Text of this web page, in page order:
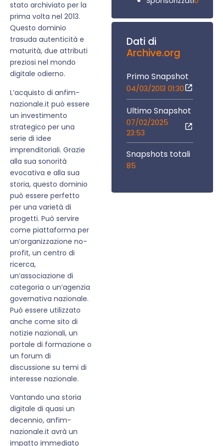
stato archiviato per la
prima volta nel 2013.
Questo dominio
trasuda autenticità e
maturità, due attributi
preziosi nel mondo
digitale odierno.
L’acquisto di anfim-
nazionale.it può essere
un investimento
strategico per una
serie di idee
imprenditoriali. Grazie
alla sua sonorità
evocativa e alla sua
storia, questo dominio
può essere perfetto
per una varietà di
progetti. Può servire
come piattaforma per
un’organizzazione no-
profit, un centro di
ricerca,
un’associazione di
categoria o un’agenzia
governativa nazionale.
Può essere utilizzato
anche come sito di
notizie nazionali, un
portale di formazione o
un forum di
discussione su temi di
interesse nazionale.
Vantando una storia
digitale di quasi un
decennio, anfim-
nazionale.it avrà un
impatto immediato
Dati di
Archive.org
Primo Snapshot
04/03/2013 01:30
Ultimo Snapshot
07/02/2025
23:53
Snapshots totali
85